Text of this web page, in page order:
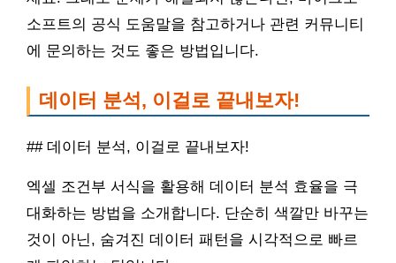
소프트의 공식 도움말을 참고하거나 관련 커뮤니티
에 문의하는 것도 좋은 방법입니다.
데이터 분석, 이걸로 끝내보자!
## 데이터 분석, 이걸로 끝내보자!
엑셀 조건부 서식을 활용해 데이터 분석 효율을 극
대화하는 방법을 소개합니다. 단순히 색깔만 바꾸는
것이 아닌, 숨겨진 데이터 패턴을 시각적으로 빠르